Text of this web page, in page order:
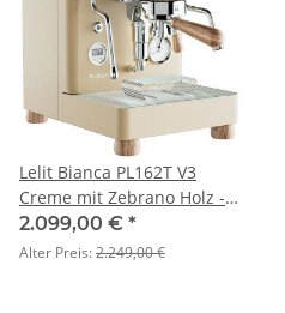
Lelit Bianca PL162T V3
Creme mit Zebrano Holz -
Gold Limited Edition
2.099,00 € *
Alter Preis:2.249,00 €